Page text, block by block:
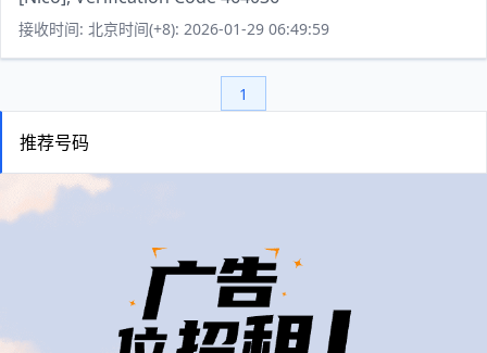
接收时间: 北京时间(+8): 2026-01-29 06:49:59
1
推荐号码